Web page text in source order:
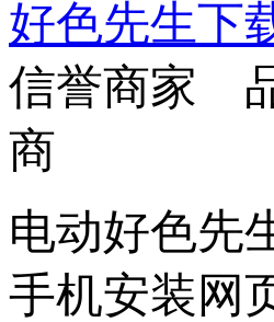
信誉商家
商
电动好色先
手机安装网